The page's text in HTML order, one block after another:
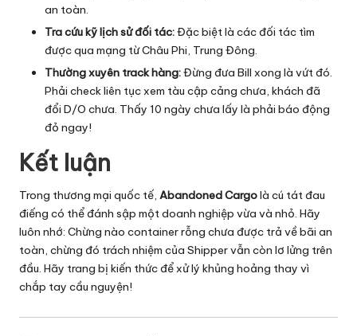
an toàn.
Tra cứu kỹ lịch sử đối tác:Đặc biệt là các đối tác tìm
được qua mạng từ Châu Phi, Trung Đông.
Thường xuyên track hàng:Đừng đưa Bill xong là vứt đó.
Phải check liên tục xem tàu cập cảng chưa, khách đã
đổi D/O chưa. Thấy 10 ngày chưa lấy là phải báo động
đỏ ngay!
Kết luận
Trong thương mại quốc tế, Abandoned Cargolà cú tát đau
điếng có thể đánh sập một doanh nghiệp vừa và nhỏ. Hãy
luôn nhớ: Chừng nào container rỗng chưa được trả về bãi an
toàn, chừng đó trách nhiệm của Shipper vẫn còn lơ lửng trên
đầu. Hãy trang bị kiến thức để xử lý khủng hoảng thay vì
chắp tay cầu nguyện!